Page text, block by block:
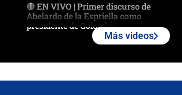
🔴 EN VIVO | Primer discurso de
Abelardo de la Espriella como
presidente de Colombia
Más videos